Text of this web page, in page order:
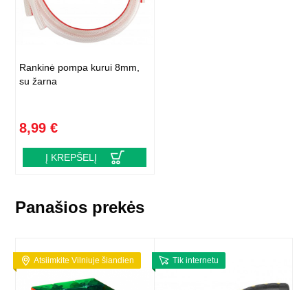
Rankinė pompa kurui 8mm,
su žarna
8,99 €
Į KREPŠELĮ
Panašios prekės
Atsiimkite Vilniuje šiandien Tik internetu